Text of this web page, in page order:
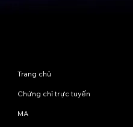
Trang chủ
Chứng chỉ trực tuyến
MA